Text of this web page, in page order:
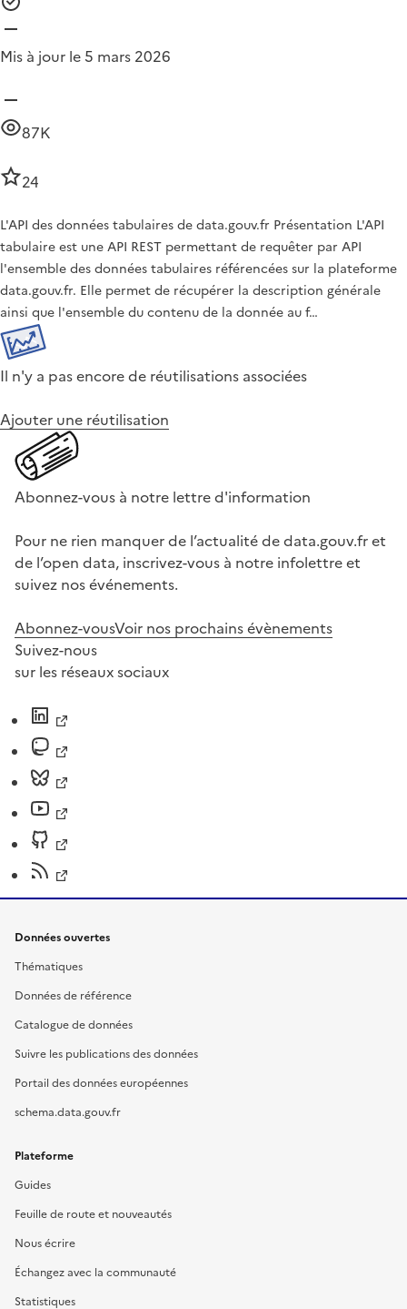
Mis à jour le 5 mars 2026
87K
24
L'API des données tabulaires de data.gouv.fr Présentation L'API
tabulaire est une API REST permettant de requêter par API
l'ensemble des données tabulaires référencées sur la plateforme
data.gouv.fr. Elle permet de récupérer la description générale
ainsi que l'ensemble du contenu de la donnée au f…
Il n'y a pas encore de réutilisations associées
Ajouter une réutilisation
Abonnez-vous à notre lettre d'information
Pour ne rien manquer de l’actualité de data.gouv.fr et
de l’open data, inscrivez-vous à notre infolettre et
suivez nos événements.
Abonnez-vousVoir nos prochains évènements
Suivez-nous
sur les réseaux sociaux
Données ouvertes
Thématiques
Données de référence
Catalogue de données
Suivre les publications des données
Portail des données européennes
schema.data.gouv.fr
Plateforme
Guides
Feuille de route et nouveautés
Nous écrire
Échangez avec la communauté
Statistiques